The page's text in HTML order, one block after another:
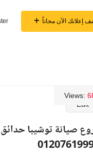
إعلانك الآن مجاناً
Edit
Views:
صيانة توشيبا حدائق